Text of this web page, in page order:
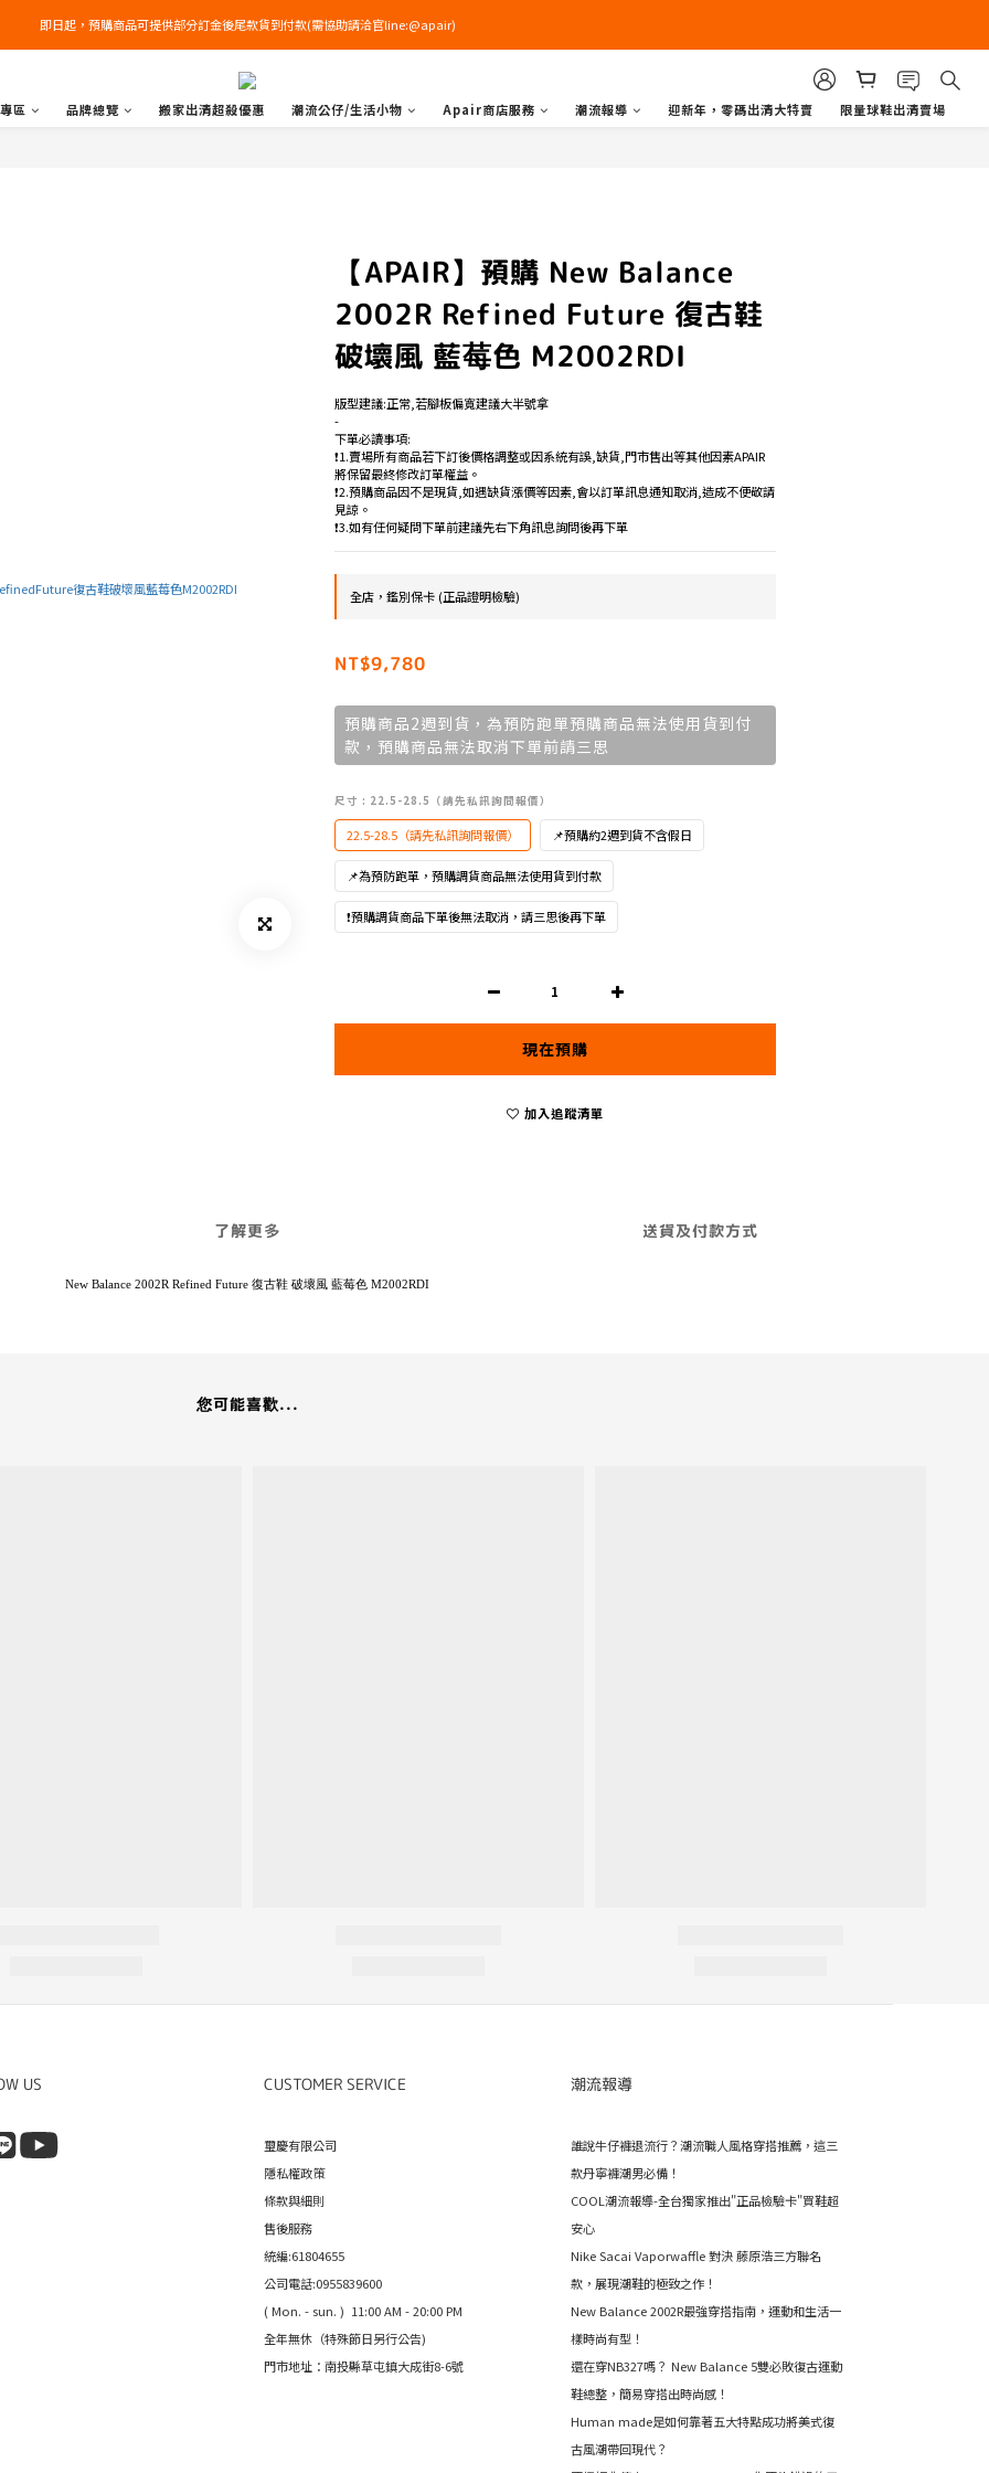
右下角加入LINE領免運+$100優惠券
即日起，預購商品可提供部分訂金後尾款貨到付款(需協助請洽官line:@apair)
右下角加入LINE領免運+$100優惠券
區
品牌總覽 搬家出清超殺優惠 潮流公仔/生活小物 Apair商店服務 潮流報導 迎新年，零碼出清大特賣 限量球鞋出清賣場
【APAIR】預購 New Balance
2002R Refined Future 復古鞋
破壞風 藍莓色 M2002RDI
版型建議:正常,若腳板偏寬建議大半號拿
-
下單必讀事項:
❗️1.賣場所有商品若下訂後價格調整或因系統有誤,缺貨,門市售出等其他因素APAIR
將保留最終修改訂單權益。
❗️2.預購商品因不是現貨,如遇缺貨漲價等因素,會以訂單訊息通知取消,造成不便敬請
見諒。
❗️3.如有任何疑問下單前建議先右下角訊息詢問後再下單
全店，鑑別保卡 (正品證明檢驗)
NT$9,780
預購商品2週到貨，為預防跑單預購商品無法使用貨到付
款，預購商品無法取消下單前請三思
尺寸 : 22.5-28.5（請先私訊詢問報價）
22.5-28.5（請先私訊詢問報價） 📌預購約2週到貨不含假日
📌為預防跑單，預購調貨商品無法使用貨到付款
❗預購調貨商品下單後無法取消，請三思後再下單
現在預購
加入追蹤清單
了解更多 送貨及付款方式
New Balance 2002R Refined Future 復古鞋 破壞風 藍莓色 M2002RDI
您可能喜歡...
US CUSTOMER SERVICE
璽慶有限公司
隱私權政策
條款與細則
售後服務
統編:61804655
公司電話:0955839600
( Mon. - sun. ) 11:00 AM - 20:00 PM
全年無休（特殊節日另行公告)
門市地址：南投縣草屯鎮大成街8-6號
潮流報導
誰說牛仔褲退流行？潮流職人風格穿搭推薦，這三
款丹寧褲潮男必備！
COOL潮流報導-全台獨家推出"正品檢驗卡"買鞋超
安心
Nike Sacai Vaporwaffle 對決 藤原浩三方聯名
款，展現潮鞋的極致之作！
New Balance 2002R最強穿搭指南，運動和生活一
樣時尚有型！
還在穿NB327嗎？ New Balance 5雙必敗復古運動
鞋總整，簡易穿搭出時尚感！
Human made是如何靠著五大特點成功將美式復
古風潮帶回現代？